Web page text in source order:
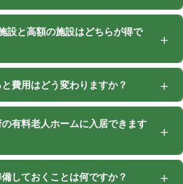
設と高額の施設はどちらが得で
費用はどう変わりますか？
有料老人ホームに入居できます
しておくことは何ですか？